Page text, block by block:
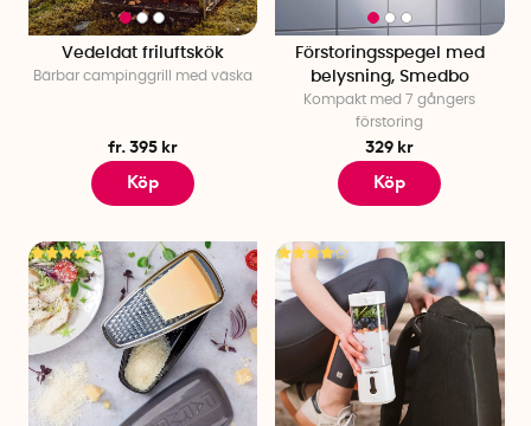
Vedeldat friluftskök
Bärbar campinggrill med väska
fr. 395 kr
Köp
Förstoringsspegel med
belysning, Smedbo
Kompakt med 7 gångers
förstoring
329 kr
Köp